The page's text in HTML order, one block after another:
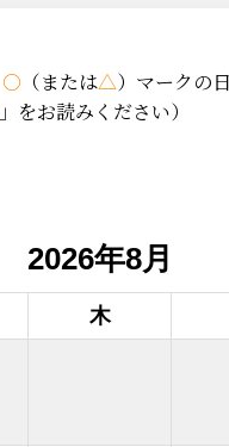
○ （または△）マークの
」をお読みください）
2026年8月
木